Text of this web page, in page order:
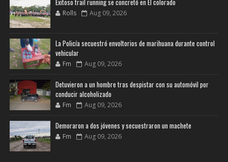
Rolls Aug 09, 2026
La Policía secuestró envoltorios de marihuana durante control
vehicular
Fm Aug 09, 2026
Detuvieron a un hombre tras despistar con su automóvil por
conducir alcoholizado
Fm Aug 09, 2026
Demoraron a dos jóvenes y secuestraron un machete
Fm Aug 09, 2026